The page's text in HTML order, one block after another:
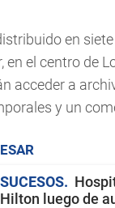
en siete
en el centro de
acceder a
y un
SUCESOS
Hilton luego de